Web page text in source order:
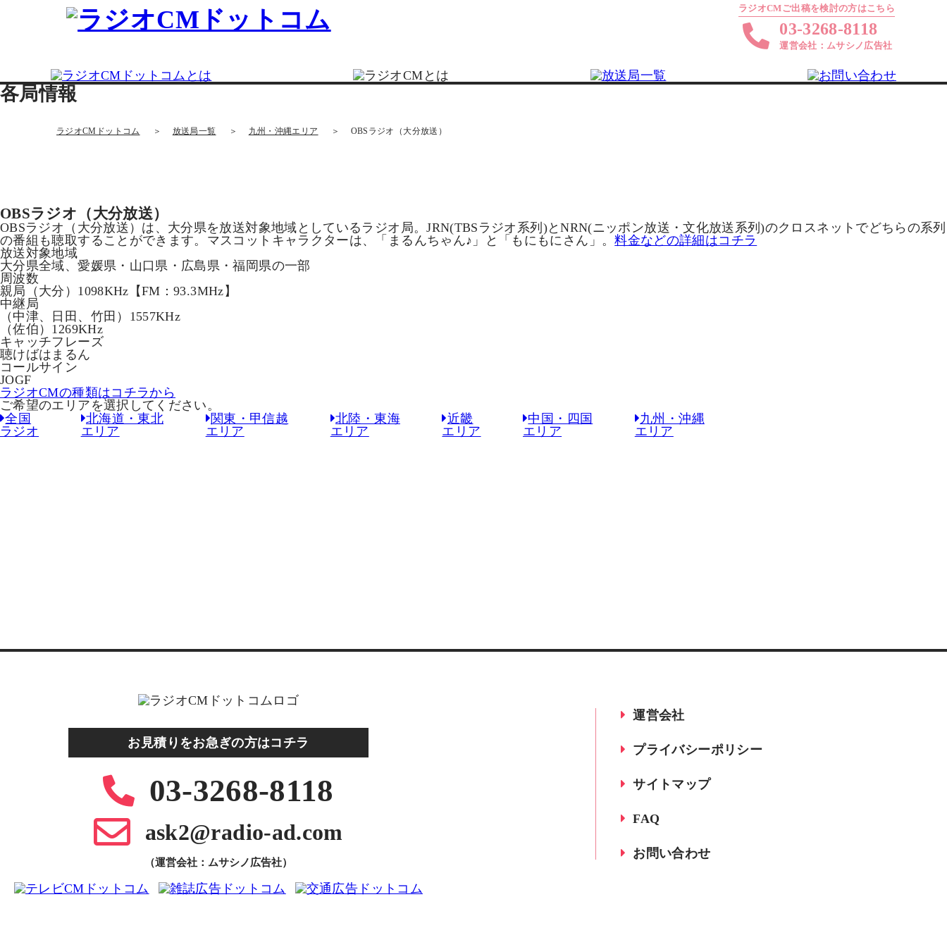
ラジオCMご出稿を検討の方はこちら
03-3268-8118
運営会社：ムサシノ広告社
各局情報
ラジオCMドットコム 放送局一覧 九州・沖縄エリア OBSラジオ（大分放送）
OBSラジオ（大分放送）
OBSラジオ（大分放送）は、大分県を放送対象地域としているラジオ局。JRN(TBSラジオ系列)とNRN(ニッポン放送・文化放送系列)のクロスネットでどちらの系列
の番組も聴取することができます。マスコットキャラクターは、「まるんちゃん♪」と「もにもにさん」。料金などの詳細はコチラ
放送対象地域
大分県全域、愛媛県・山口県・広島県・福岡県の一部
周波数
親局 （大分）1098KHz【FM：93.3MHz】
中継局
（中津、日田、竹田）1557KHz
（佐伯）1269KHz
キャッチフレーズ
聴けばはまるん
コールサイン
JOGF
ラジオCMの種類はコチラから
ご希望のエリアを選択してください。
全国
ラジオ
北海道・東北
エリア
関東・甲信越
エリア
北陸・東海
エリア
近畿
エリア
中国・四国
エリア
九州・沖縄
エリア
お見積りをお急ぎの方はコチラ
03-3268-8118
ask2@radio-ad.com
（運営会社：ムサシノ広告社）
運営会社
プライバシーポリシー
サイトマップ
FAQ
お問い合わせ